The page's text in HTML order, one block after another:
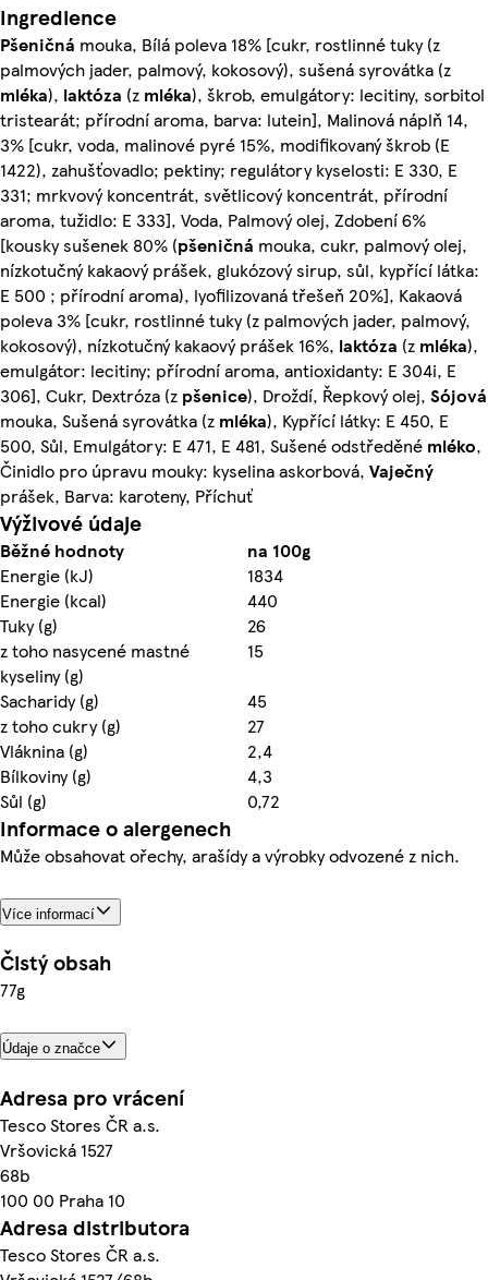
Ingredience
Pšeničná mouka, Bílá poleva 18% [cukr, rostlinné tuky (z
palmových jader, palmový, kokosový), sušená syrovátka (z
mléka), laktóza (z mléka), škrob, emulgátory: lecitiny, sorbitol
tristearát; přírodní aroma, barva: lutein], Malinová náplň 14,
3% [cukr, voda, malinové pyré 15%, modifikovaný škrob (E
1422), zahušťovadlo; pektiny; regulátory kyselosti: E 330, E
331; mrkvový koncentrát, světlicový koncentrát, přírodní
aroma, tužidlo: E 333], Voda, Palmový olej, Zdobení 6%
[kousky sušenek 80% (pšeničná mouka, cukr, palmový olej,
nízkotučný kakaový prášek, glukózový sirup, sůl, kypřící látka:
E 500 ; přírodní aroma), lyofilizovaná třešeň 20%], Kakaová
poleva 3% [cukr, rostlinné tuky (z palmových jader, palmový,
kokosový), nízkotučný kakaový prášek 16%, laktóza (z mléka),
emulgátor: lecitiny; přírodní aroma, antioxidanty: E 304i, E
306], Cukr, Dextróza (z pšenice), Droždí, Řepkový olej, Sójová
mouka, Sušená syrovátka (z mléka), Kypřící látky: E 450, E
500, Sůl, Emulgátory: E 471, E 481, Sušené odstředěné mléko,
Činidlo pro úpravu mouky: kyselina askorbová, Vaječný
prášek, Barva: karoteny, Příchuť
Výživové údaje
Běžné hodnoty
na 100g
Energie (kJ)
1834
Energie (kcal)
440
Tuky (g)
26
z toho nasycené mastné
kyseliny (g)
15
Sacharidy (g)
45
z toho cukry (g)
27
Vláknina (g)
2,4
Bílkoviny (g)
4,3
Sůl (g)
0,72
Informace o alergenech
Může obsahovat ořechy, arašídy a výrobky odvozené z nich.
Více informací
Čistý obsah
77g
Údaje o značce
Adresa pro vrácení
Tesco Stores ČR a.s.
Vršovická 1527
68b
100 00 Praha 10
Adresa distributora
Tesco Stores ČR a.s.